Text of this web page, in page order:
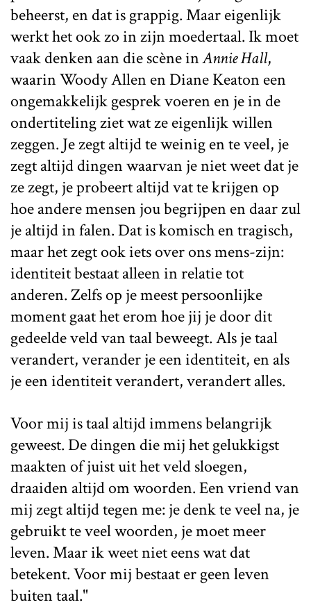
beheerst, en dat is grappig. Maar eigenlijk
werkt het ook zo in zijn moedertaal. Ik moet
vaak denken aan die scène inAnnie Hall,
waarin Woody Allen en Diane Keaton een
ongemakkelijk gesprek voeren en je in de
ondertiteling ziet wat ze eigenlijk willen
zeggen. Je zegt altijd te weinig en te veel, je
zegt altijd dingen waarvan je niet weet dat je
ze zegt, je probeert altijd vat te krijgen op
hoe andere mensen jou begrijpen en daar zul
je altijd in falen. Dat is komisch en tragisch,
maar het zegt ook iets over ons mens-zijn:
identiteit bestaat alleen in relatie tot
anderen. Zelfs op je meest persoonlijke
moment gaat het erom hoe jij je door dit
gedeelde veld van taal beweegt. Als je taal
verandert, verander je een identiteit, en als
je een identiteit verandert, verandert alles.
Voor mij is taal altijd immens belangrijk
geweest. De dingen die mij het gelukkigst
maakten of juist uit het veld sloegen,
draaiden altijd om woorden. Een vriend van
mij zegt altijd tegen me: je denk te veel na, je
gebruikt te veel woorden, je moet meer
leven. Maar ik weet niet eens wat dat
betekent. Voor mij bestaat er geen leven
buiten taal."